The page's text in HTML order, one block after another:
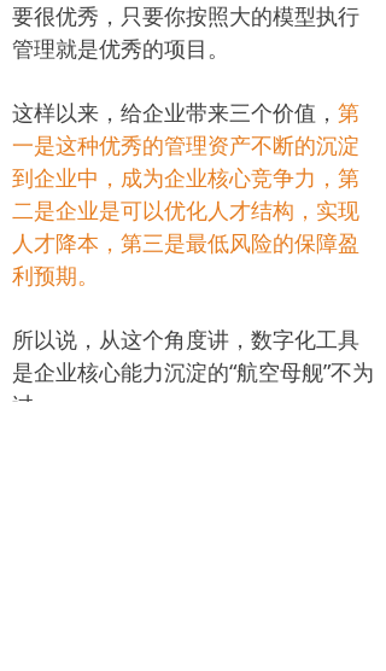
要很优秀，只要你按照大的模型执行
管理就是优秀的项目。
这样以来，给企业带来三个价值， 第
一是这种优秀的管理资产不断的沉淀
到企业中，成为企业核心竞争力，第
二是企业是可以优化人才结构，实现
人才降本，第三是最低风险的保障盈
利预期。
所以说，从这个角度讲，数字化工具
是企业核心能力沉淀的“航空母舰”不为
过。